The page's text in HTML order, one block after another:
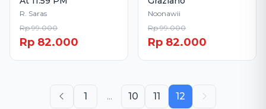
R. Saras
Rp 99.000
Rp 82.000
Noonawii
Rp 99.000
Rp 82.000
1 ... 10 11 12